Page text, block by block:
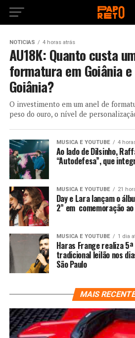
NOTICIAS 4 horas atrás
AU18K: Quanto custa
formatura em Goiânia
Goiânia?
O investimento em um anel de
peso do ouro, o nível de
MUSICA E YOUTUBE 4
Ao lado de Dilsinho,
“Autodefesa”, que
MUSICA E YOUTUBE 21
Day e Lara lançam o
2” em comemoração
MUSICA E YOUTUBE 1 dia
Haras Frange realiza
tradicional leilão nos
São Paulo
MAIS